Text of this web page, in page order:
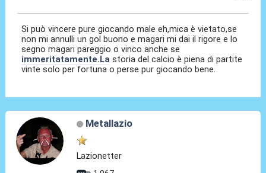
Si può vincere pure giocando male eh,mica è vietato,se
non mi annulli un gol buono e magari mi dai il rigore e lo
segno magari pareggio o vinco anche se
immeritatamente.La storia del calcio è piena di partite
vinte solo per fortuna o perse pur giocando bene.
Metallazio
Lazionetter